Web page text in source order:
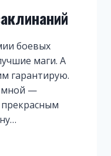
боевых
маги. А
гарантирую.
мной —